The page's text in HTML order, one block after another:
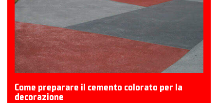
Come preparare il cemento colorato per la
decorazione